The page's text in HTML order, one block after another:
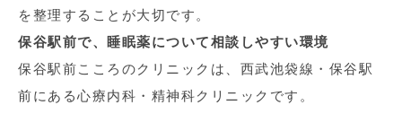
を整理することが大切です。
保谷駅前で、睡眠薬について相談しやすい環境
保谷駅前こころのクリニックは、西武池袋線・保谷駅
前にある心療内科・精神科クリニックです。